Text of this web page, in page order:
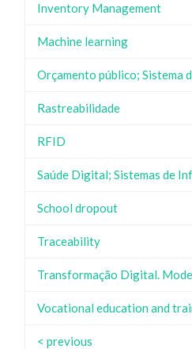
Inventory Management
Machine learning
Orçamento público; Sistema
Rastreabilidade
RFID
Saúde Digital; Sistemas de
School dropout
Traceability
Transformação Digital.
Vocational education and
< previous